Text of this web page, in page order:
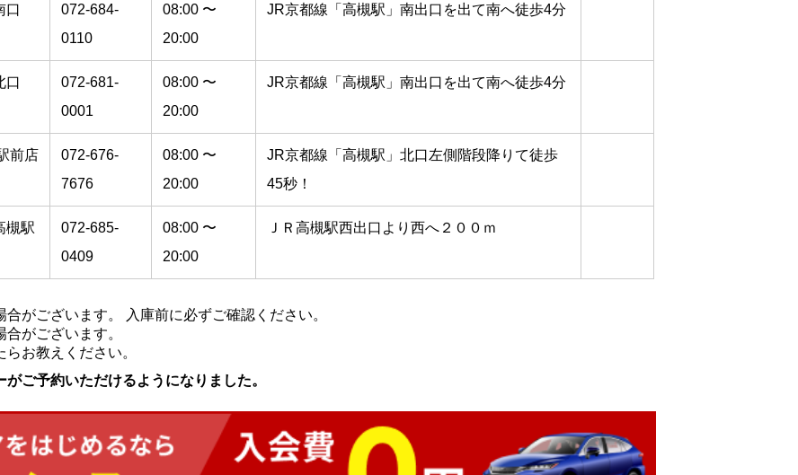
口
072-684-
0110
08:00 〜
20:00
JR京都線「高槻駅」南出口を出て南へ徒歩4分
口
072-681-
0001
08:00 〜
20:00
JR京都線「高槻駅」南出口を出て南へ徒歩4分
前店
072-676-
7676
08:00 〜
20:00
JR京都線「高槻駅」北口左側階段降りて徒歩
45秒！
槻駅
072-685-
0409
08:00 〜
20:00
ＪＲ高槻駅西出口より西へ２００ｍ
がございます。 入庫前に必ずご確認ください。
がございます。
お教えください。
ご予約いただけるようになりました。